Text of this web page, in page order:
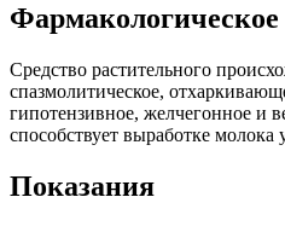
Фармакологическое
Средство растительного
спазмолитическое,
гипотензивное, желчегонное и
способствует выработке
Показания